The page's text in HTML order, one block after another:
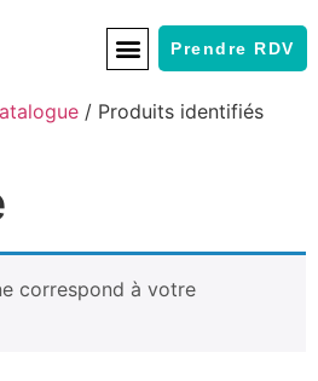
Prendre RDV
/ Produits identifiés
correspond à votre